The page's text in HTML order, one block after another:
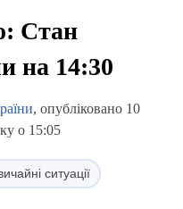
Стан
на 14:30
, опубліковано 10
о 15:05
ситуації